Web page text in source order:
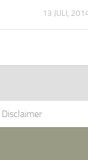
13 JULI,
Disclaimer